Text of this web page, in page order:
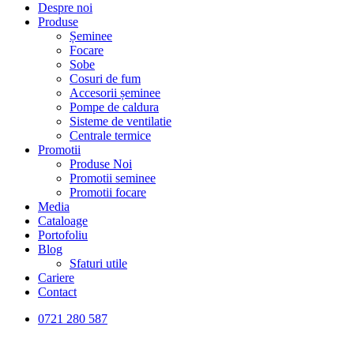
Despre noi
Produse
Șeminee
Focare
Sobe
Cosuri de fum
Accesorii șeminee
Pompe de caldura
Sisteme de ventilatie
Centrale termice
Promotii
Produse Noi
Promotii seminee
Promotii focare
Media
Cataloage
Portofoliu
Blog
Sfaturi utile
Cariere
Contact
0721 280 587